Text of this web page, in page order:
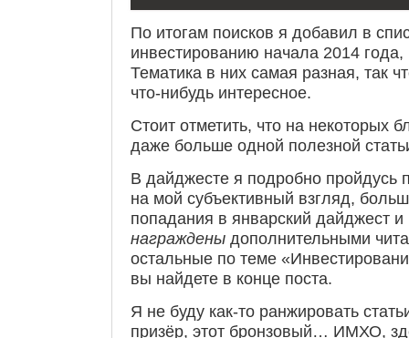
По итогам поисков я добавил в
инвестированию начала 2014
Тематика в них самая разная, так
что-нибудь интересное.
Стоит отметить, что на некоторых
даже больше одной полезной
В дайджесте я подробно пройдусь
на мой субъективный взгляд,
попадания в январский дайджест и
награждены дополнительными
остальные по теме
вы найдете в конце поста.
Я не буду как-то ранжировать
призёр, этот бронзовый… ИМХО,